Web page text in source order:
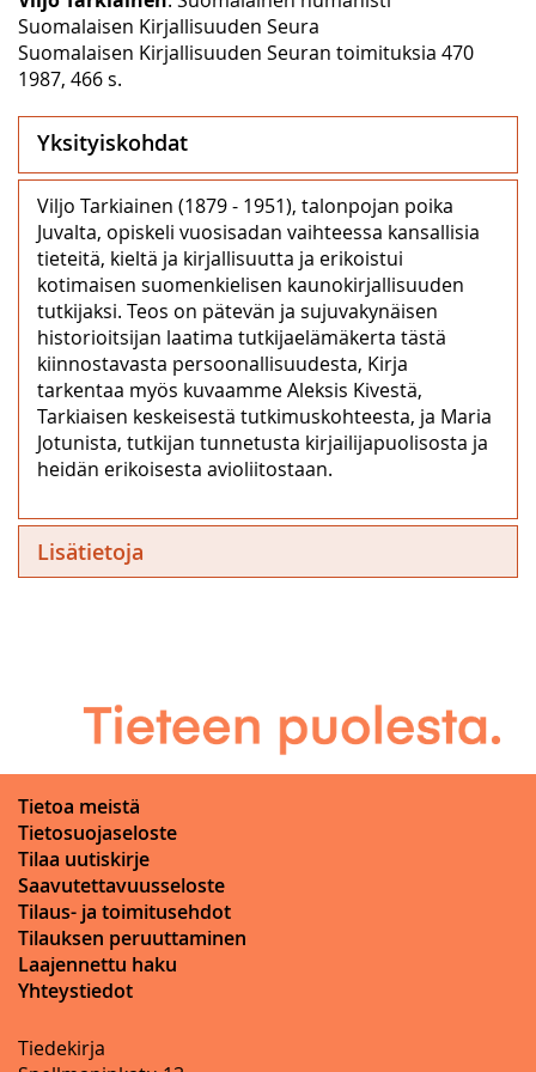
Suomalaisen Kirjallisuuden Seura
Suomalaisen Kirjallisuuden Seuran toimituksia 470
1987, 466 s.
Yksityiskohdat
Viljo Tarkiainen (1879 - 1951), talonpojan poika
Juvalta, opiskeli vuosisadan vaihteessa kansallisia
tieteitä, kieltä ja kirjallisuutta ja erikoistui
kotimaisen suomenkielisen kaunokirjallisuuden
tutkijaksi. Teos on pätevän ja sujuvakynäisen
historioitsijan laatima tutkijaelämäkerta tästä
kiinnostavasta persoonallisuudesta, Kirja
tarkentaa myös kuvaamme Aleksis Kivestä,
Tarkiaisen keskeisestä tutkimuskohteesta, ja Maria
Jotunista, tutkijan tunnetusta kirjailijapuolisosta ja
heidän erikoisesta avioliitostaan.
Lisätietoja
Tietoa meistä
Tietosuojaseloste
Tilaa uutiskirje
Saavutettavuusseloste
Tilaus- ja toimitusehdot
Tilauksen peruuttaminen
Laajennettu haku
Yhteystiedot
Tiedekirja